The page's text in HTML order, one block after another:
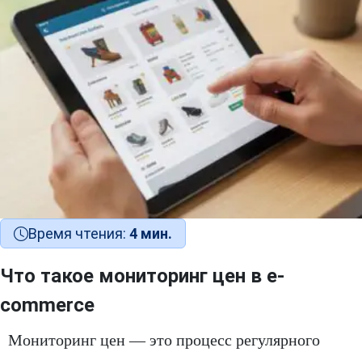
Время чтения: 4 мин.
Что такое мониторинг цен в e-
commerce
Мониторинг цен — это процесс регулярного